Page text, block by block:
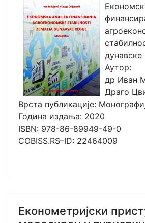
дунавске
Аутор:
др Иван
Драго
Врста публикације:
Година издања: 2020
ISBN: 978-86-89949-49-0
COBISS.RS–ID: 22464009
Економетријски